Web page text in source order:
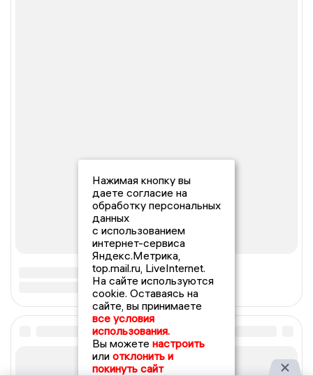
Нажимая кнопку вы
даете согласие на
обработку персональных
данных
с использованием
интернет-сервиса
Яндекс.Метрика,
top.mail.ru, LiveInternet.
На сайте используются
cookie. Оставаясь на
сайте, вы принимаете
все условия
использования.
Вы можете настроить
или отклонить и
покинуть сайт